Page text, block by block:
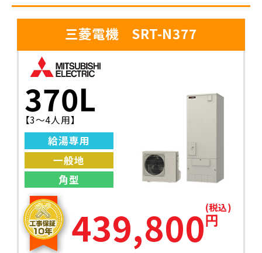
三菱電機 SRT-N377
370L
【3〜4人用】
給湯専用
一般地
角型
439,800円
(税込)